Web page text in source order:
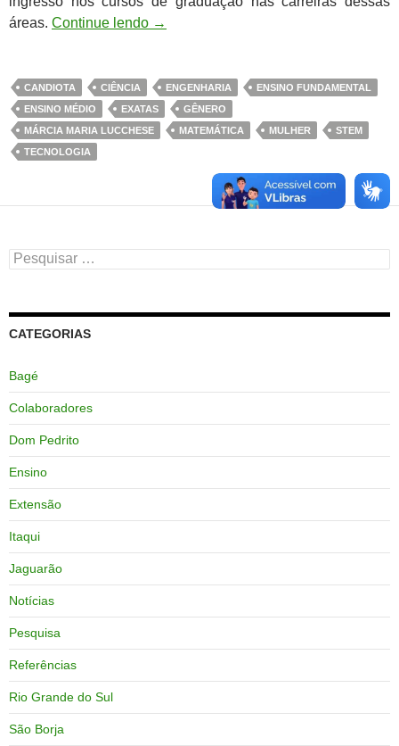
áreas. Continue lendo →
CANDIOTA CIÊNCIA ENGENHARIA
ENSINO FUNDAMENTAL
ENSINO MÉDIO
EXATAS
GÊNERO
MÁRCIA MARIA LUCCHESE
MATEMÁTICA MULHER
STEM
TECNOLOGIA
Pesquisar
por:
CATEGORIAS
Bagé
Colaboradores
Dom Pedrito
Ensino
Extensão
Itaqui
Jaguarão
Notícias
Pesquisa
Referências
Rio Grande do Sul
São Borja